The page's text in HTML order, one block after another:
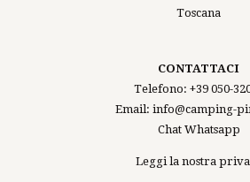
Toscana
CONTATTACI
Telefono: +39 050-
Email: info@camping-
Chat Whatsapp
Leggi la nostra